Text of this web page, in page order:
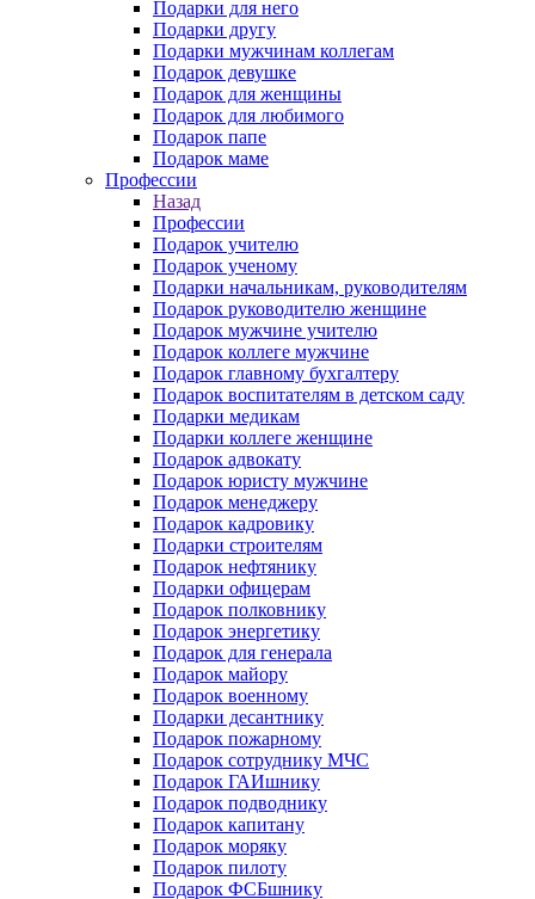
Подарки для него
Подарки другу
Подарки мужчинам коллегам
Подарок девушке
Подарок для женщины
Подарок для любимого
Подарок папе
Подарок маме
Профессии
Назад
Профессии
Подарок учителю
Подарок ученому
Подарки начальникам, руководителям
Подарок руководителю женщине
Подарок мужчине учителю
Подарок коллеге мужчине
Подарок главному бухгалтеру
Подарок воспитателям в детском саду
Подарки медикам
Подарки коллеге женщине
Подарок адвокату
Подарок юристу мужчине
Подарок менеджеру
Подарок кадровику
Подарки строителям
Подарок нефтянику
Подарки офицерам
Подарок полковнику
Подарок энергетику
Подарок для генерала
Подарок майору
Подарок военному
Подарки десантнику
Подарок пожарному
Подарок сотруднику МЧС
Подарок ГАИшнику
Подарок подводнику
Подарок капитану
Подарок моряку
Подарок пилоту
Подарок ФСБшнику